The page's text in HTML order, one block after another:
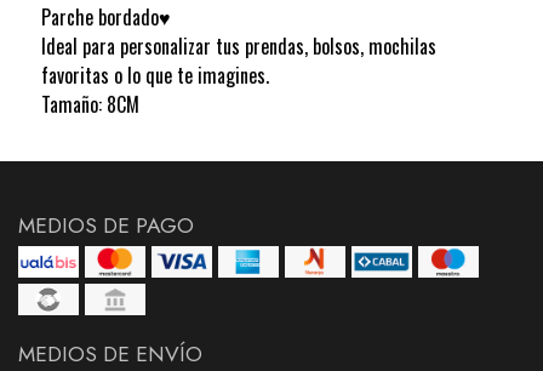
Parche bordado♥
Ideal para personalizar tus prendas, bolsos, mochilas
favoritas o lo que te imagines.
Tamaño: 8CM
MEDIOS DE PAGO
MEDIOS DE ENVÍO